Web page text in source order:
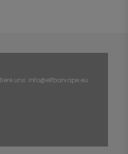
uns: info@elfbarvape.eu